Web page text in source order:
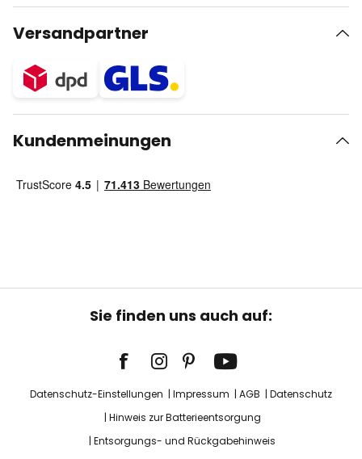
Versandpartner
Kundenmeinungen
Sie finden uns auch auf:
Datenschutz-Einstellungen Impressum AGB
Datenschutz
Hinweis zur Batterieentsorgung
Entsorgungs- und Rückgabehinweis